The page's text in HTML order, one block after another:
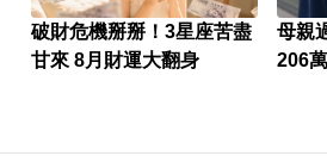
破財危機掰掰！3星座苦盡
甘來 8月財運大翻身
母親
206